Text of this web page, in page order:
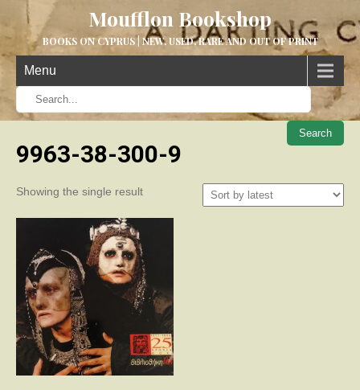
Moufflon Bookshop
BOOKS ON CYPRUS | NEW, USED, RARE AND OUT OF PRINT
Menu
When
9963-38-300-9
Showing the single result